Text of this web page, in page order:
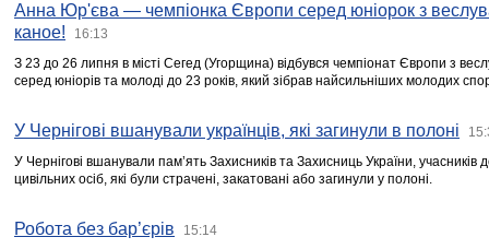
Анна Юр'єва — чемпіонка Європи серед юніорок з
каное!
16:13
З 23 до 26 липня в місті Сегед (Угорщина) відбувся чемпіонат Європи з
серед юніорів та молоді до 23 років, який зібрав найсильніших молодих
У Чернігові вшанували українців, які загинули в полоні
У Чернігові вшанували пам’ять Захисників та Захисниць України,
цивільних осіб, які були страчені, закатовані або загинули у полоні.
Робота без бар’єрів 15:14